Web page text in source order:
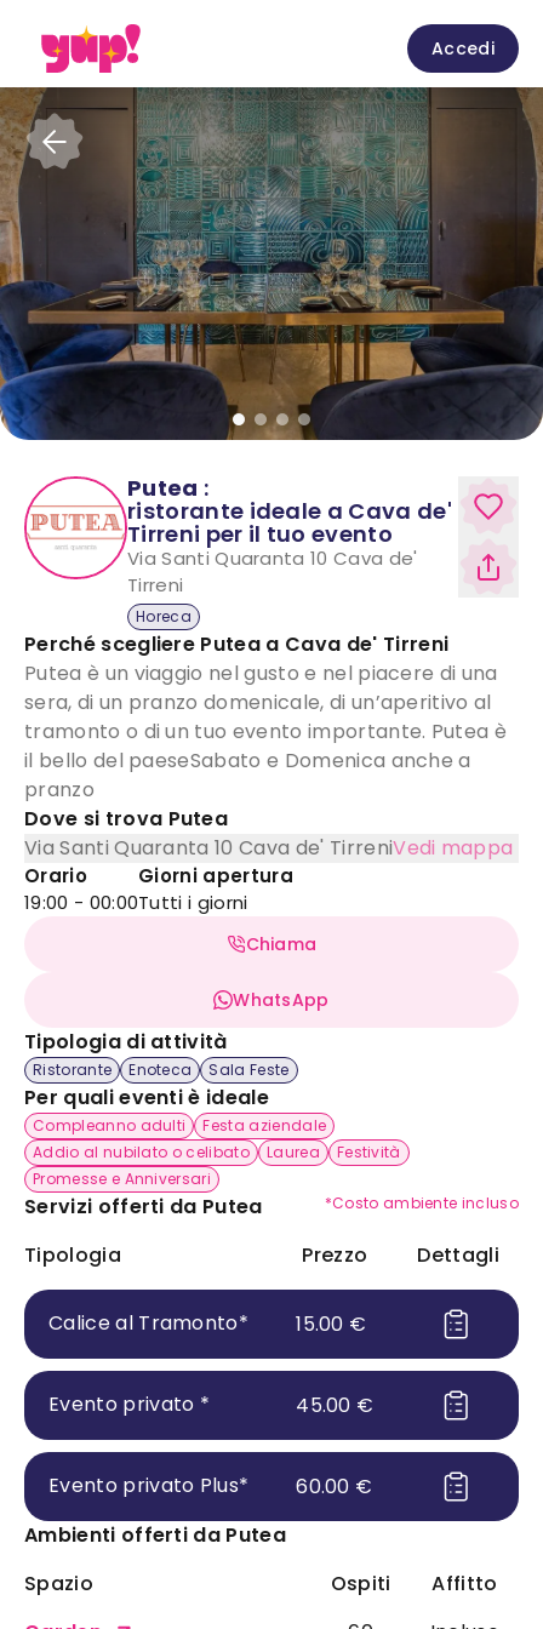
Accedi
Putea :
ristorante ideale a Cava de'
Tirreni per il tuo evento
Via Santi Quaranta 10 Cava de'
Tirreni
Horeca
Perché scegliere Putea a Cava de' Tirreni
Putea è un viaggio nel gusto e nel piacere di una
sera, di un pranzo domenicale, di un’aperitivo al
tramonto o di un tuo evento importante. Putea è
il bello del paeseSabato e Domenica anche a
pranzo
Dove si trova Putea
Via Santi Quaranta 10 Cava de' TirreniVedi mappa
Orario
19:00 - 00:00
Giorni apertura
Tutti i giorni
Chiama
WhatsApp
Tipologia di attività
Ristorante Enoteca Sala Feste
Per quali eventi è ideale
Compleanno adulti
Festa aziendale
Addio al nubilato o celibato
Laurea
Festività
Promesse e Anniversari
Servizi offerti da Putea *Costo ambiente incluso
Tipologia Prezzo Dettagli
Calice al Tramonto* 15.00 €
Evento privato * 45.00 €
Evento privato Plus* 60.00 €
Ambienti offerti da Putea
Spazio
Ospiti
Affitto